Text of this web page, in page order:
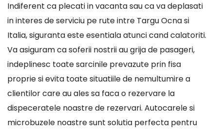
Indiferent ca plecati in vacanta sau ca va deplasati
in interes de serviciu pe rute intre Targu Ocna si
Italia, siguranta este esentiala atunci cand calatoriti.
Va asiguram ca soferii nostrii au grija de pasageri,
indeplinesc toate sarcinile prevazute prin fisa
proprie si evita toate situatiile de nemultumire a
clientilor care au ales sa faca o rezervare la
dispeceratele noastre de rezervari. Autocarele si
microbuzele noastre sunt solutia perfecta pentru